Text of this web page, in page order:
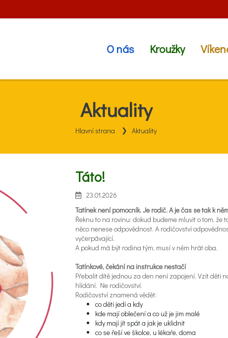
O nás Kroužky
Aktuality
Hlavní strana Aktuality
Táto!
23.01.2026
Tatínek není pomocník. Je rodič. A je čas se tak k
Řeknu to na rovinu: dokud budeme mluvit o tom,
něco nenese odpovědnost. A rodičovství
vyčerpávající.
A pokud má být rodina tým, musí v něm hrát oba.
Tatínkové, čekání na instrukce nestačí
Přebalit dítě jednou za den není zapojení. Vzít děti
hlídání. Ne rodičovství.
Rodičovství znamená vědět:
co děti jedí a kdy
kde mají oblečení a co už je jim malé
kdy mají jít spát a jak je uklidnit
co se řeší ve školce, u lékaře, doma